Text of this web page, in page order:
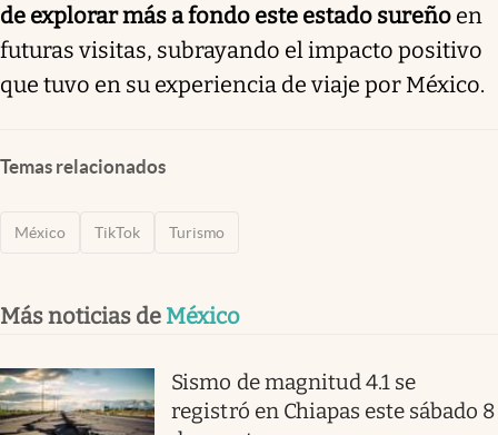
de explorar más a fondo este estado sureño en
futuras visitas, subrayando el impacto positivo
que tuvo en su experiencia de viaje por México.
Temas relacionados
México TikTok Turismo
Más noticias de México
Sismo de magnitud 4.1 se
registró en Chiapas este sábado 8